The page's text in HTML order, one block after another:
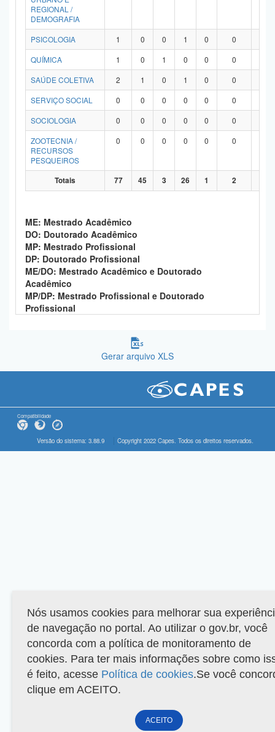
REGIONAL /
DEMOGRAFIA
PSICOLOGIA 1 0 0 1 0 0
QUÍMICA
1 0 1 0 0 0
SAÚDE COLETIVA
2 1 0 1 0 0
SERVIÇO SOCIAL
0 0 0 0 0 0
SOCIOLOGIA
0 0 0 0 0 0
ZOOTECNIA /
RECURSOS
PESQUEIROS
0 0 0 0 0 0
Totais 77 45 3 26 1 2
ME: Mestrado Acadêmico
DO: Doutorado Acadêmico
MP: Mestrado Profissional
DP: Doutorado Profissional
ME/DO: Mestrado Acadêmico e Doutorado
Acadêmico
MP/DP: Mestrado Profissional e Doutorado
Profissional
Gerar arquivo XLS
Compatibilidade
Versão do sistema: 3.88.9 Copyright 2022 Capes. Todos os direitos reservados.
Nós usamos cookies para melhorar sua
de navegação no portal. Ao utilizar o gov.br, você
concorda com a política de monitoramento de
cookies. Para ter mais informações sobre como
é feito, acesse Política de cookies.Se você
clique em ACEITO.
ACEITO